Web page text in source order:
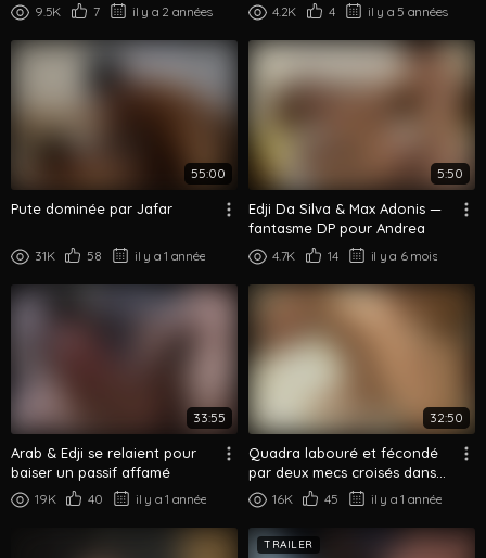
9.5K 7 il y a 2 années 4.2K 4 il y a 5 années
55:00
Pute dominée par Jafar
31K 58 il y a 1 année
5:50
Edji Da Silva & Max Adonis —
fantasme DP pour Andrea
4.7K 14 il y a 6 mois
33:55
Arab & Edji se relaient pour
baiser un passif affamé
19K 40 il y a 1 année
32:50
Quadra labouré et fécondé
par deux mecs croisés dans
un parking
16K 45 il y a 1 année
TRAILER